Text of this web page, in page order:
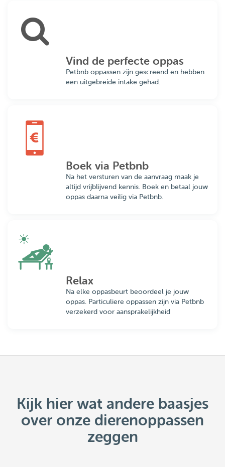
Vind de perfecte oppas
Petbnb oppassen zijn gescreend en hebben
een uitgebreide intake gehad.
Boek via Petbnb
Na het versturen van de aanvraag maak je
altijd vrijblijvend kennis. Boek en betaal jouw
oppas daarna veilig via Petbnb.
Relax
Na elke oppasbeurt beoordeel je jouw
oppas. Particuliere oppassen zijn via Petbnb
verzekerd voor aansprakelijkheid
Kijk hier wat andere baasjes
over onze dierenoppassen
zeggen